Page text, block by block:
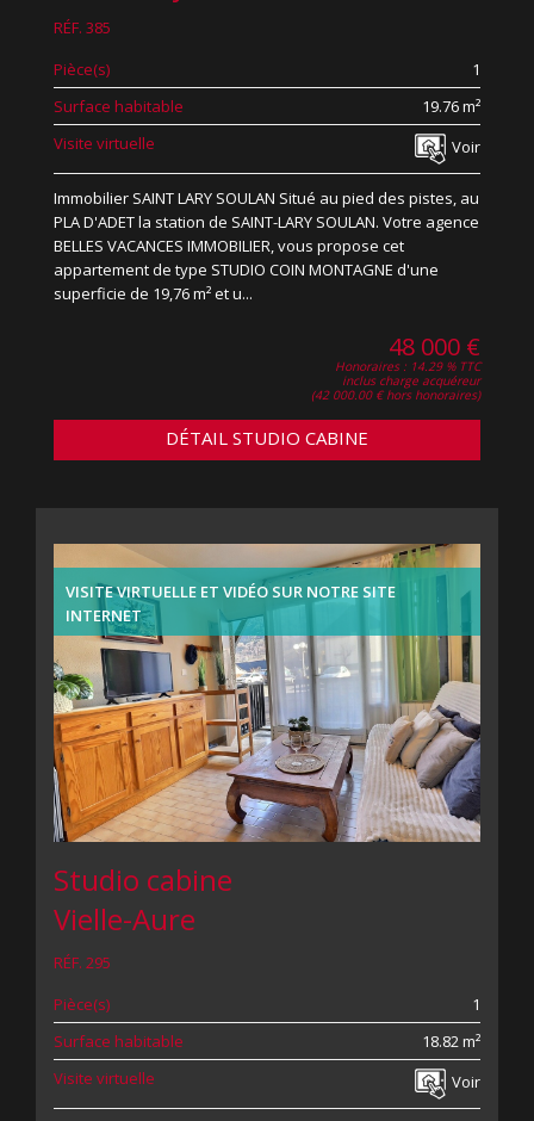
RÉF. 385
Pièce(s)
1
Surface habitable
19.76 m²
Visite virtuelle
Voir
Immobilier SAINT LARY SOULAN Situé au pied des pistes, au
PLA D'ADET la station de SAINT-LARY SOULAN. Votre agence
BELLES VACANCES IMMOBILIER, vous propose cet
appartement de type STUDIO COIN MONTAGNE d'une
superficie de 19,76 m² et u...
48 000 €
Honoraires : 14.29 % TTC
inclus charge acquéreur
(42 000.00 € hors honoraires)
DÉTAIL STUDIO CABINE
VISITE VIRTUELLE ET VIDÉO SUR NOTRE SITE
INTERNET
Studio cabine
Vielle-Aure
RÉF. 295
Pièce(s)
1
Surface habitable
18.82 m²
Visite virtuelle
Voir